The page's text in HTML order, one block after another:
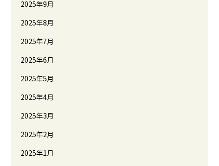
2025年9月
2025年8月
2025年7月
2025年6月
2025年5月
2025年4月
2025年3月
2025年2月
2025年1月